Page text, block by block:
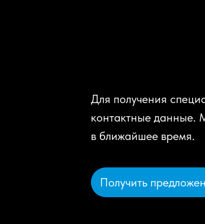
Для получения
контактные данные.
в ближайшее время.
Получить